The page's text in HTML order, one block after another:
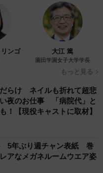
ンゴ 大江 篤
園田学園女子大学学長
もっと見る
らけ ネイルも折れて超悲
夜のお仕事 「病院代」と
！【現役キャストに取材】
5年ぶり週チャン表紙 巻
アなメガネルームウエア姿